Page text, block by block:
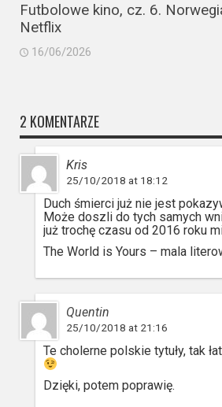
Futbolowe kino, cz. 6.
Netflix
16/06/2026
2 KOMENTARZE
Kris
25/10/2018 at 18:12
Duch śmierci już nie jest
Może doszli do tych samych
już trochę czasu od 2016 roku
The World is Yours – mala
Quentin
25/10/2018 at 21:16
Te cholerne polskie tytuły, tak
Dzięki, potem poprawię.